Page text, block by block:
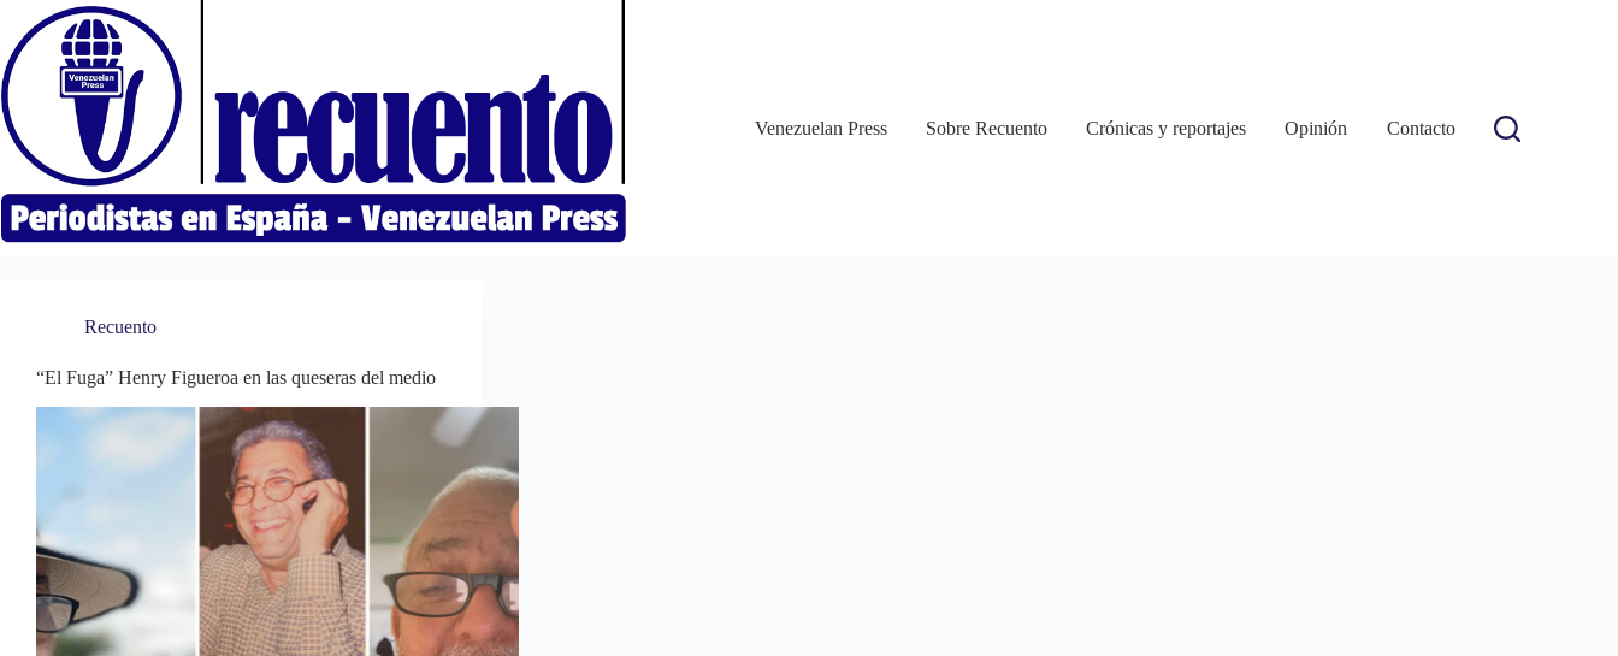
contenido
Venezuelan Press Sobre Recuento Crónicas y reportajes Opinión Contacto
Recuento
“El Fuga” Henry Figueroa en las queseras del medio